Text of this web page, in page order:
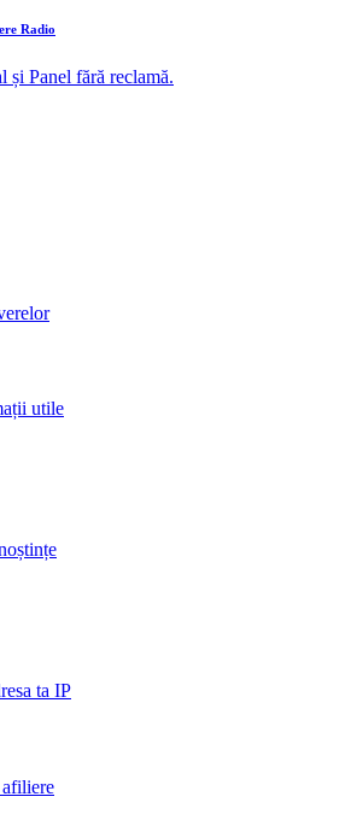
Radio
și Panel fără reclamă.
utile
ta IP